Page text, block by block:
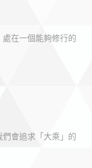
在一個能夠修行的
會追求「大乘」的